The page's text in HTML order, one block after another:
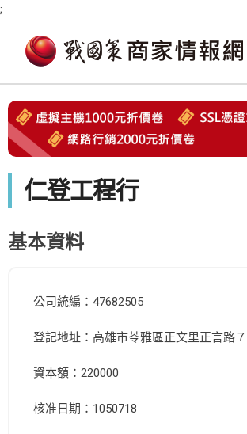
;
仁登工程行
基本資料
公司統編：47682505
登記地址：高雄市苓雅區正文里正言路
資本額：220000
核准日期：1050718